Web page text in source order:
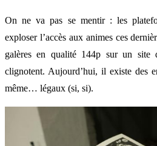
On ne va pas se mentir : les
exploser l’accès aux animes ces
galères en qualité 144p sur un site
clignotent. Aujourd’hui, il existe des
même… légaux (si, si).